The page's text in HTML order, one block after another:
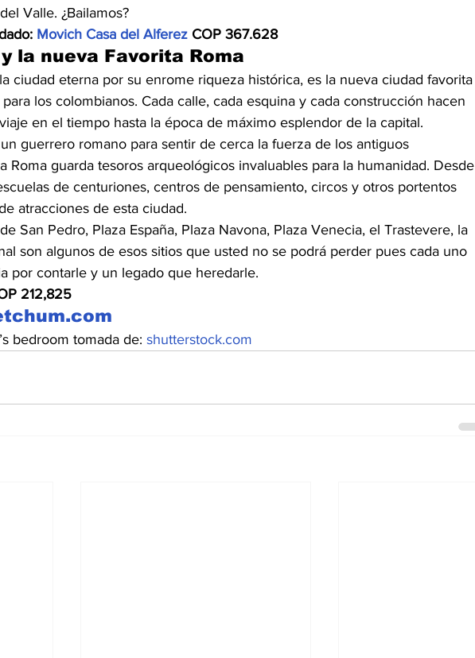
Valle. ¿Bailamos?
Movich Casa del Alferez COP 367.628
la nueva Favorita Roma
ciudad eterna por su enrome riqueza histórica, es la nueva ciudad favorita
los colombianos. Cada calle, cada esquina y cada construcción hacen
en el tiempo hasta la época de máximo esplendor de la capital.
guerrero romano para sentir de cerca la fuerza de los antiguos
Roma guarda tesoros arqueológicos invaluables para la humanidad. Desde
de centuriones, centros de pensamiento, circos y otros portentos
atracciones de esta ciudad.
San Pedro, Plaza España, Plaza Navona, Plaza Venecia, el Trastevere, la
son algunos de esos sitios que usted no se podrá perder pues cada uno
por contarle y un legado que heredarle.
212,825
bedroom tomada de: shutterstock.com